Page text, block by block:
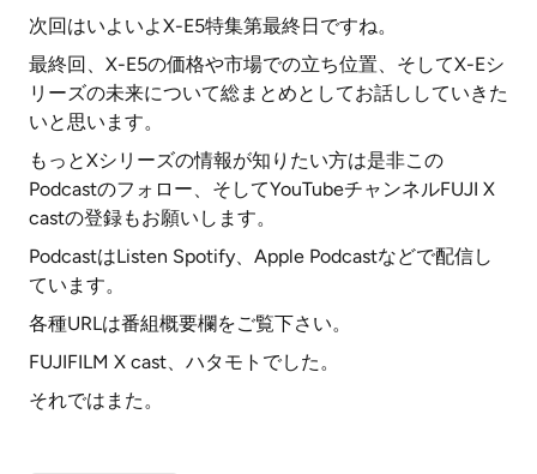
次回はいよいよX-E5特集第最終日ですね。
最終回、X-E5の価格や市場での立ち位置、そしてX-Eシ
リーズの未来について総まとめとしてお話ししていきた
いと思います。
もっとXシリーズの情報が知りたい方は是非この
Podcastのフォロー、そしてYouTubeチャンネルFUJI X
castの登録もお願いします。
PodcastはListen Spotify、Apple Podcastなどで配信し
ています。
各種URLは番組概要欄をご覧下さい。
FUJIFILM X cast、ハタモトでした。
それではまた。